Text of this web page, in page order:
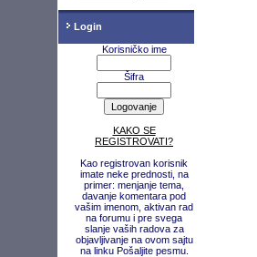
Login
Korisničko ime
Šifra
KAKO SE
REGISTROVATI?
Kao registrovan korisnik
imate neke prednosti, na
primer: menjanje tema,
davanje komentara pod
vašim imenom, aktivan rad
na forumu i pre svega
slanje vaših radova za
objavljivanje na ovom sajtu
na linku Pošaljite pesmu.